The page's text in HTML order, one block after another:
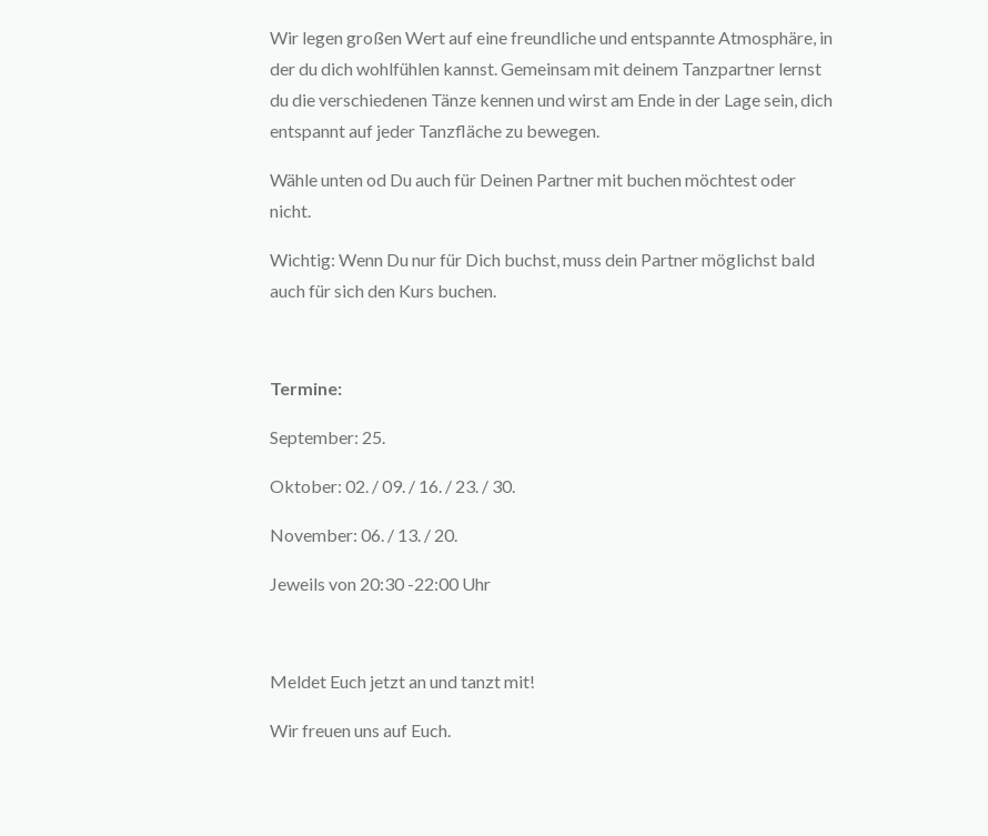
Wir legen großen Wert auf eine freundliche und entspannte Atmosphäre, in
der du dich wohlfühlen kannst. Gemeinsam mit deinem Tanzpartner lernst
du die verschiedenen Tänze kennen und wirst am Ende in der Lage sein, dich
entspannt auf jeder Tanzfläche zu bewegen.
Wähle unten od Du auch für Deinen Partner mit buchen möchtest oder
nicht.
Wichtig: Wenn Du nur für Dich buchst, muss dein Partner möglichst bald
auch für sich den Kurs buchen.
Termine:
September: 25.
Oktober: 02. / 09. / 16. / 23. / 30.
November: 06. / 13. / 20.
Jeweils von 20:30 -22:00 Uhr
Meldet Euch jetzt an und tanzt mit!
Wir freuen uns auf Euch.